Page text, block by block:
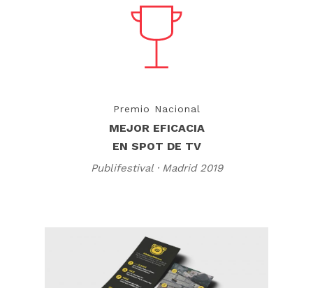
Premio Nacional
MEJOR EFICACIA
EN SPOT DE TV
Publifestival · Madrid 2019